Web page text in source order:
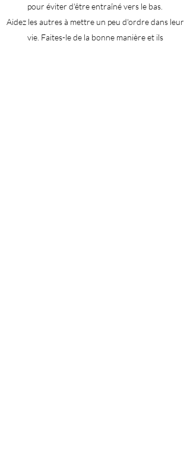
pour éviter d'être entraîné vers le bas.
Aidez les autres à mettre un peu d'ordre dans leur
vie. Faites-le de la bonne manière et ils